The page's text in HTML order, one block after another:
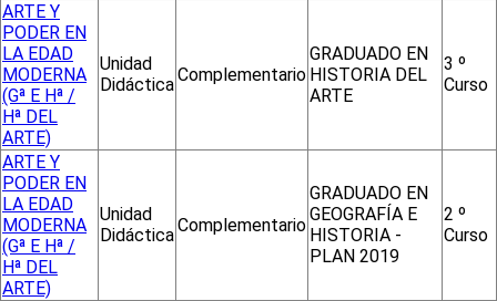
ARTE Y
PODER EN
LA EDAD
MODERNA
(Gª E Hª /
Hª DEL
ARTE)
Unidad
DidácticaComplementario
GRADUADO EN
HISTORIA DEL
ARTE
3 º
Curso
ARTE Y
PODER EN
LA EDAD
MODERNA
(Gª E Hª /
Hª DEL
ARTE)
Unidad
DidácticaComplementario
GRADUADO EN
GEOGRAFÍA E
HISTORIA -
PLAN 2019
2 º
Curso